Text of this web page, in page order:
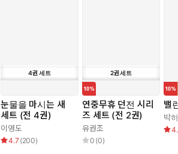
4권세트
눈물을 마시는 새
세트 (전 4권)
이영도
4.7 (200)
2권세트
연중무휴 던전 시리
즈 세트 (전 2권)
유권조
0 (0)
밸
박